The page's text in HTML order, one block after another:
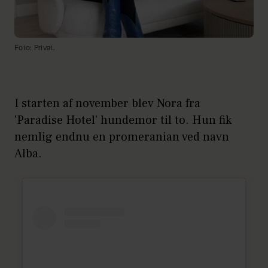
Foto: Privat.
I starten af november blev Nora fra
'Paradise Hotel' hundemor til to. Hun fik
nemlig endnu en promeranian ved navn
Alba.